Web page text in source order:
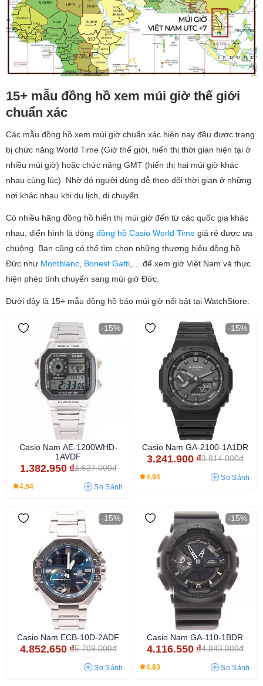
15+ mẫu đồng hồ xem múi giờ thế giới
chuẩn xác
Các mẫu đồng hồ xem múi giờ chuẩn xác hiện nay đều được trang
bị chức năng World Time (Giờ thế giới, hiển thị thời gian hiện tại ở
nhiều múi giờ) hoặc chức năng GMT (hiển thị hai múi giờ khác
nhau cùng lúc). Nhờ đó người dùng dễ theo dõi thời gian ở những
nơi khác nhau khi du lịch, di chuyển.
Có nhiều hãng đồng hồ hiển thị múi giờ đến từ các quốc gia khác
nhau, điển hình là dòng đồng hồ Casio World Time giá rẻ được ưa
chuộng. Bạn cũng có thể tìm chọn những thương hiệu đồng hồ
Đức như Montblanc Bonest Gatti ,… để xem giờ Việt Nam và thực
hiện phép tính chuyển sang múi giờ Đức.
Dưới đây là 15+ mẫu đồng hồ báo múi giờ nổi bật tại WatchStore:
-15%
Casio Nam AE-1200WHD-
1AVDF
1.382.950 ₫1.627.000đ
4.94 So Sánh
-15%
Casio Nam GA-2100-1A1DR
3.241.900 ₫3.814.000đ
4.94 So Sánh
-15%
Casio Nam ECB-10D-2ADF
4.852.650 ₫5.709.000đ
So Sánh
-15%
Casio Nam GA-110-1BDR
4.116.550 ₫4.843.000đ
4.83 So Sánh